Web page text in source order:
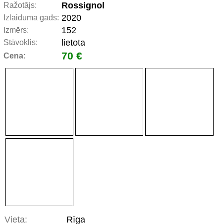
Ražotājs: Rossignol
Izlaiduma gads: 2020
Izmērs: 152
Stāvoklis: lietota
Cena: 70 €
Vieta: Rīga